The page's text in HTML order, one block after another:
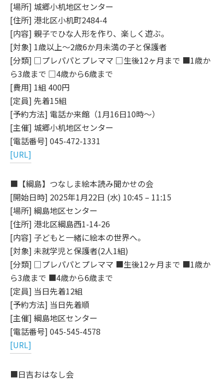
[場所] 城郷小机地区センター
[住所] 港北区小机町2484-4
[内容] 親子でひな人形を作り、楽しく遊ぶ。
[対象] 1歳以上～2歳6か月未満の子と保護者
[分類] □プレパパとプレママ □生後12ヶ月まで ■1歳か
ら3歳まで □4歳から6歳まで
[費用] 1組 400円
[定員] 先着15組
[予約方法] 電話か来館（1月16日10時～）
[主催] 城郷小机地区センター
[電話番号] 045-472-1331
[URL]
■【綱島】つなしま絵本読み聞かせの会
[開始日時] 2025年1月22日 (水) 10:45 – 11:15
[場所] 綱島地区センター
[住所] 港北区綱島西1-14-26
[内容] 子どもと一緒に絵本の世界へ。
[対象] 未就学児と保護者(2人1組)
[分類] □プレパパとプレママ ■生後12ヶ月まで ■1歳か
ら3歳まで ■4歳から6歳まで
[定員] 当日先着12組
[予約方法] 当日先着順
[主催] 綱島地区センター
[電話番号] 045-545-4578
[URL]
■日吉おはなし会